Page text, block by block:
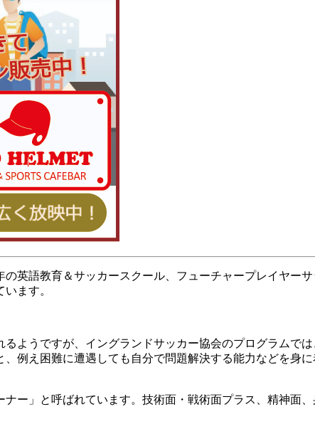
英語教育＆サッカースクール、フューチャープレイヤー
ます。
ようですが、イングランドサッカー協会のプログラムで
例え困難に遭遇しても自分で問題解決する能力などを身
ー」と呼ばれています。技術面・戦術面プラス、精神面、